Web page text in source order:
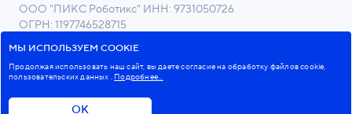
ООО "ПИКС Роботикс" ИНН: 9731050726
ОГРН: 1197746528715
Пользовательское соглашение
Политика в отношении обработки персональных данных
МЫ ИСПОЛЬЗУЕМ COOKIE
Продолжая использовать наш сайт, вы даете согласие на обработку файлов cookie,
пользовательских данных . Подробнее...
ОК